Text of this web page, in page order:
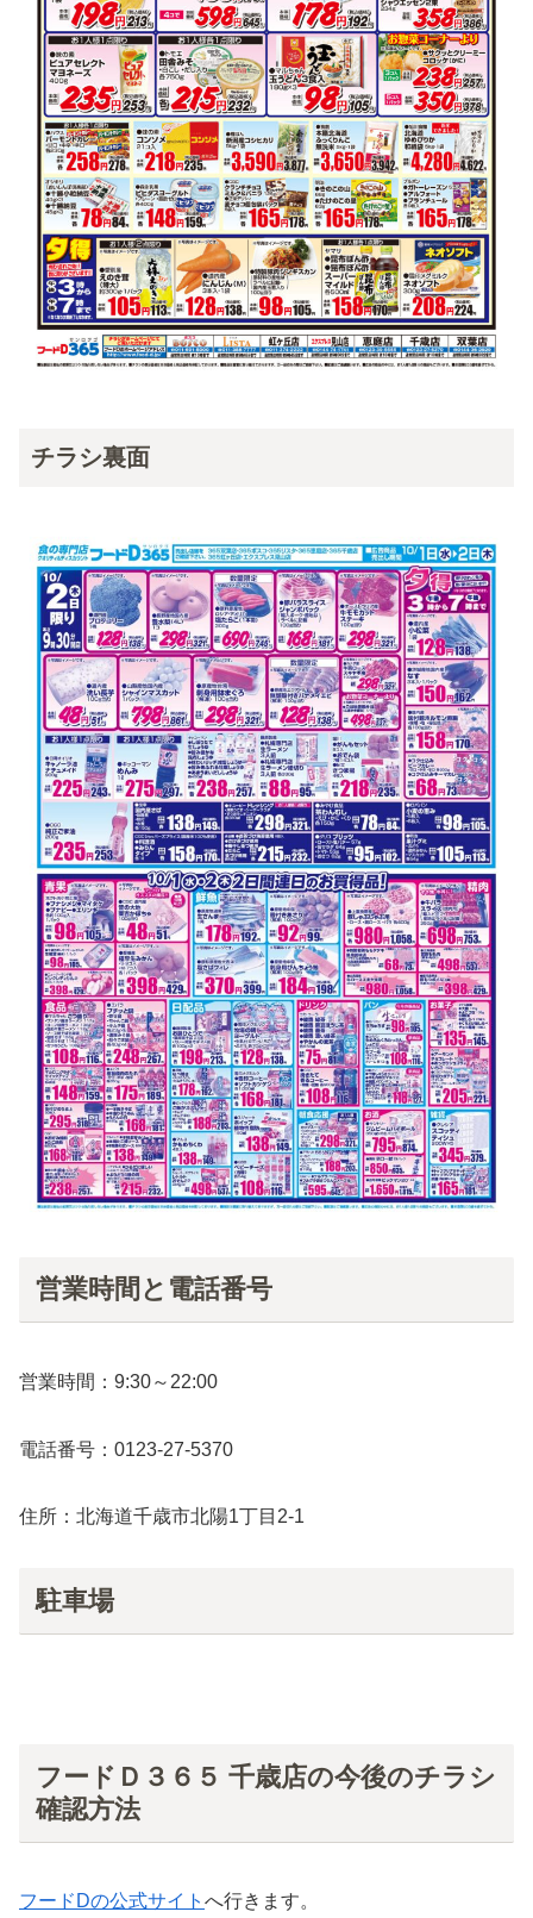
チラシ裏面
営業時間と電話番号
営業時間：9:30～22:00
電話番号：0123-27-5370
住所：北海道千歳市北陽1丁目2-1
駐車場
フードＤ３６５ 千歳店の今後のチラシ
確認方法
フードDの公式サイト へ行きます。